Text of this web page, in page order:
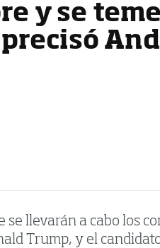
y se
se llevarán a cabo los
Trump, y el